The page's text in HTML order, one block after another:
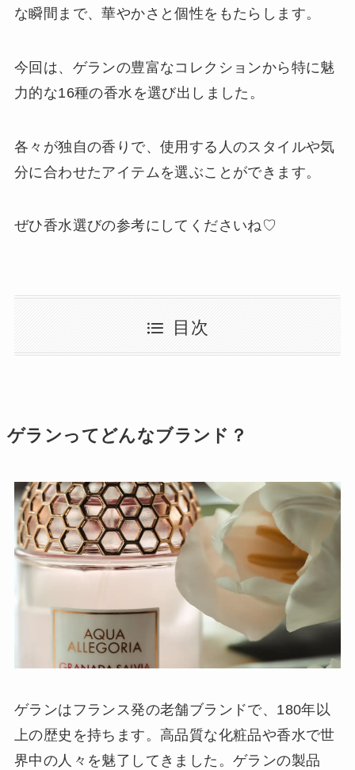
な瞬間まで、華やかさと個性をもたらします。
今回は、ゲランの豊富なコレクションから特に魅
力的な16種の香水を選び出しました。
各々が独自の香りで、使用する人のスタイルや気
分に合わせたアイテムを選ぶことができます。
ぜひ香水選びの参考にしてくださいね♡
目次
ゲランってどんなブランド？
ゲランはフランス発の老舗ブランドで、180年以
上の歴史を持ちます。高品質な化粧品や香水で世
界中の人々を魅了してきました。ゲランの製品